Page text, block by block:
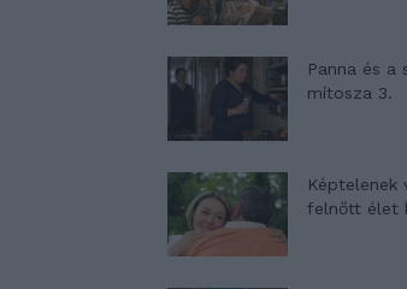
Panna és a
mítosza 3.
Képtelenek
felnőtt élet